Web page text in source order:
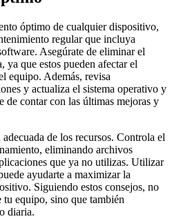
óptimo de cualquier dispositivo,
regular que incluya
Asegúrate de eliminar el
ya que estos pueden afectar el
equipo. Además, revisa
y actualiza el sistema operativo y
de contar con las últimas mejoras y
de los recursos. Controla el
eliminando archivos
que ya no utilizas. Utilizar
ayudarte a maximizar la
Siguiendo estos consejos, no
equipo, sino que también
diaria.